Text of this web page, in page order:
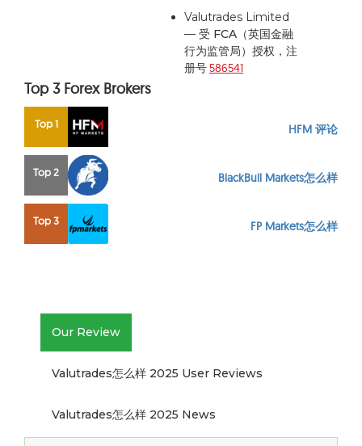
Valutrades Limited
— 受 FCA（英国金融
行为监管局） 授权，注
册号586541
Top 3 Forex Brokers
Top 1 HFM 评论
Top 2 BlackBull Markets怎么样
Top 3 FP Markets怎么样
Our Review
Valutrades怎么样 2025 User Reviews
Valutrades怎么样 2025 News